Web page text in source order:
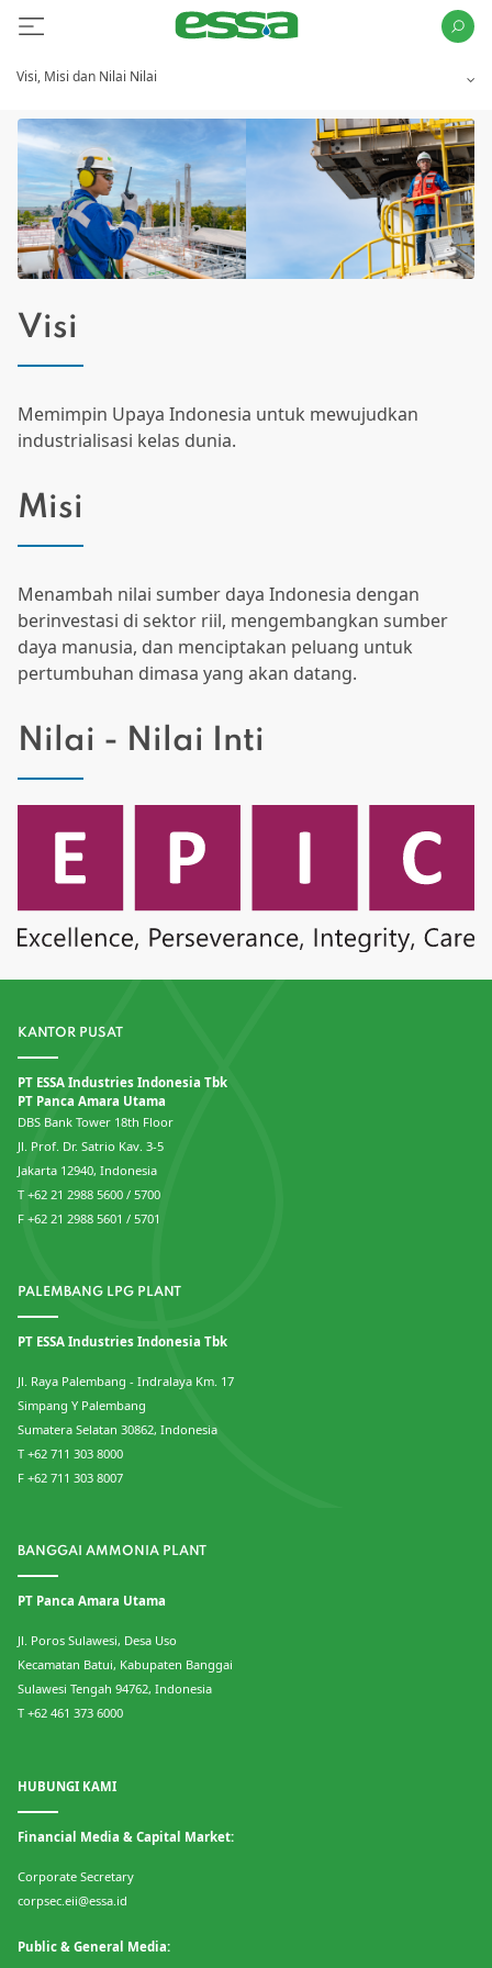
Visi, Misi dan Nilai Nilai
Visi
Memimpin Upaya Indonesia untuk mewujudkan
industrialisasi kelas dunia.
Misi
Menambah nilai sumber daya Indonesia dengan
berinvestasi di sektor riil, mengembangkan sumber
daya manusia, dan menciptakan peluang untuk
pertumbuhan dimasa yang akan datang.
Nilai - Nilai Inti
KANTOR PUSAT
PT ESSA Industries Indonesia Tbk
PT Panca Amara Utama
DBS Bank Tower 18th Floor
Jl. Prof. Dr. Satrio Kav. 3-5
Jakarta 12940, Indonesia
T +62 21 2988 5600 / 5700
F +62 21 2988 5601 / 5701
PALEMBANG LPG PLANT
PT ESSA Industries Indonesia Tbk
Jl. Raya Palembang - Indralaya Km. 17
Simpang Y Palembang
Sumatera Selatan 30862, Indonesia
T +62 711 303 8000
F +62 711 303 8007
BANGGAI AMMONIA PLANT
PT Panca Amara Utama
Jl. Poros Sulawesi, Desa Uso
Kecamatan Batui, Kabupaten Banggai
Sulawesi Tengah 94762, Indonesia
T +62 461 373 6000
HUBUNGI KAMI
Financial Media & Capital Market:
Corporate Secretary
corpsec.eii@essa.id
Public & General Media: